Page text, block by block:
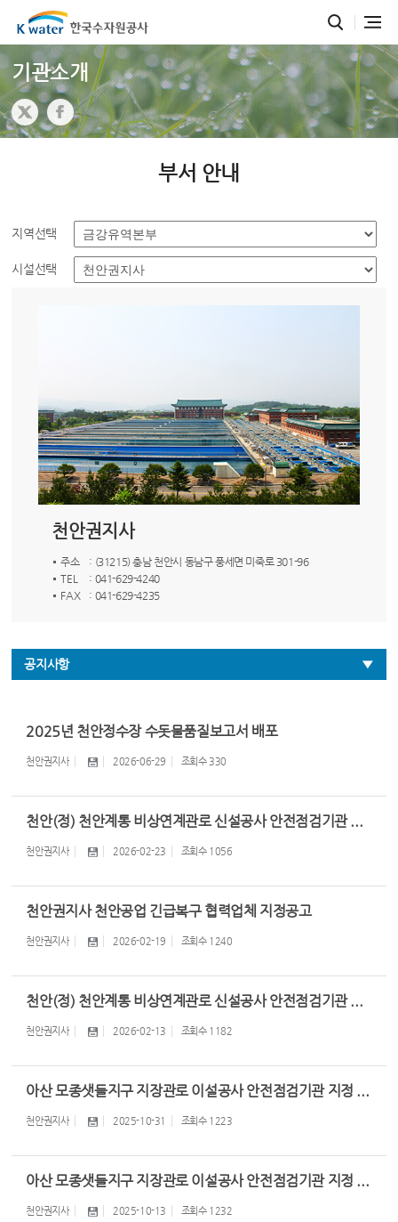
기관소개
부서 안내
지역선택
시설선택
천안권지사
주소
: (31215) 충남 천안시 동남구 풍세면 미죽로 301-96
TEL
: 041-629-4240
FAX
: 041-629-4235
공지사항
2025년 천안정수장 수돗물품질보고서 배포
천안권지사 2026-06-29 조회수 330
천안(정) 천안계통 비상연계관로 신설공사 안전점검기관 ...
천안권지사 2026-02-23 조회수 1056
천안권지사 천안공업 긴급복구 협력업체 지정공고
천안권지사 2026-02-19 조회수 1240
천안(정) 천안계통 비상연계관로 신설공사 안전점검기관 ...
천안권지사 2026-02-13 조회수 1182
아산 모종샛들지구 지장관로 이설공사 안전점검기관 지정 ...
천안권지사 2025-10-31 조회수 1223
아산 모종샛들지구 지장관로 이설공사 안전점검기관 지정 ...
천안권지사 2025-10-13 조회수 1232